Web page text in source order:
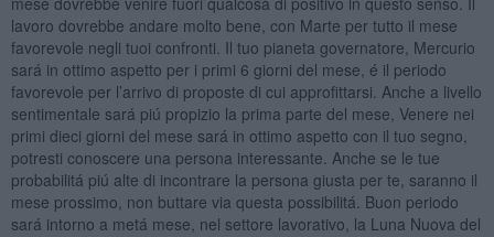
lavoro dovrebbe andare molto bene, con Marte per tutto il mese
favorevole negli tuoi confronti. Il tuo pianeta governatore, Mercurio
sará in ottimo aspetto per i primi 6 giorni del mese, é il periodo
favorevole per l’arrivo di proposte di cui approfittarsi. Anche a livello
sentimentale sará piú propizio la prima parte del mese, Venere nei
primi dieci giorni del mese sará in ottimo aspetto con il tuo segno,
potresti conoscere una persona interessante. Anche se le tue
probabilitá piú alte di incontrare la persona giusta per te, saranno il
mese prossimo, non buttare via questa possibilitá. Buon periodo
sará intorno a metá mese, nel settore lavorativo, la Luna Nuova del